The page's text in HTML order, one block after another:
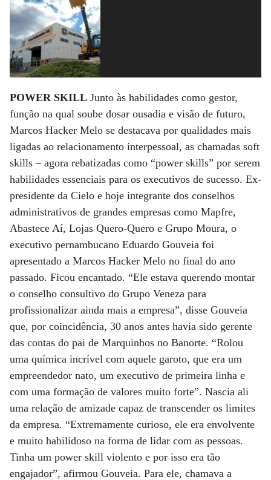
POWER SKILL Junto às habilidades como gestor,
função na qual soube dosar ousadia e visão de futuro,
Marcos Hacker Melo se destacava por qualidades mais
ligadas ao relacionamento interpessoal, as chamadas soft
skills – agora rebatizadas como “power skills” por serem
habilidades essenciais para os executivos de sucesso. Ex-
presidente da Cielo e hoje integrante dos conselhos
administrativos de grandes empresas como Mapfre,
Abastece Aí, Lojas Quero-Quero e Grupo Moura, o
executivo pernambucano Eduardo Gouveia foi
apresentado a Marcos Hacker Melo no final do ano
passado. Ficou encantado. “Ele estava querendo montar
o conselho consultivo do Grupo Veneza para
profissionalizar ainda mais a empresa”, disse Gouveia
que, por coincidência, 30 anos antes havia sido gerente
das contas do pai de Marquinhos no Banorte. “Rolou
uma química incrível com aquele garoto, que era um
empreendedor nato, um executivo de primeira linha e
com uma formação de valores muito forte”. Nascia ali
uma relação de amizade capaz de transcender os limites
da empresa. “Extremamente curioso, ele era envolvente
e muito habilidoso na forma de lidar com as pessoas.
Tinha um power skill violento e por isso era tão
engajador”, afirmou Gouveia. Para ele, chamava a